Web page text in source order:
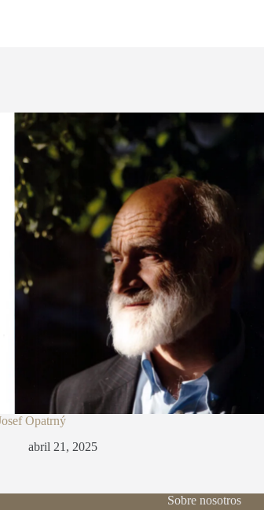
Opatrný
abril 21, 2025
Sobre nosotros